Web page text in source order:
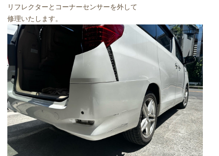
リフレクターとコーナーセンサーを外して
修理いたします。